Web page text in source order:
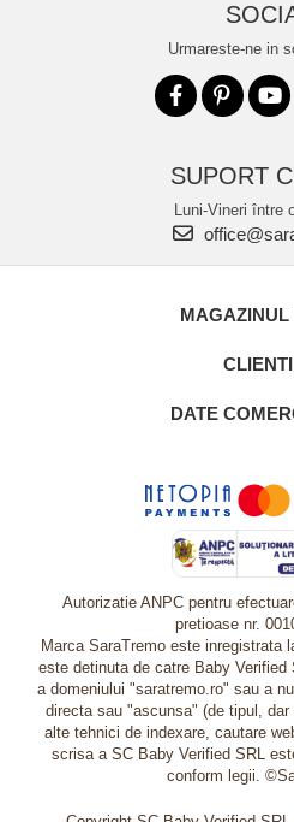
Urmareste-ne in
SUPORT
Luni-Vineri între
MAGAZINUL
CLIENTI
DATE
Autorizatie ANPC pentru
pretioase nr.
Marca SaraTremo este inregistrata
este detinuta de catre Baby
a domeniului "saratremo.ro" sau a
directa sau "ascunsa" (de tipul,
alte tehnici de indexare, cautare
scrisa a SC Baby Verified SRL
conform legii.